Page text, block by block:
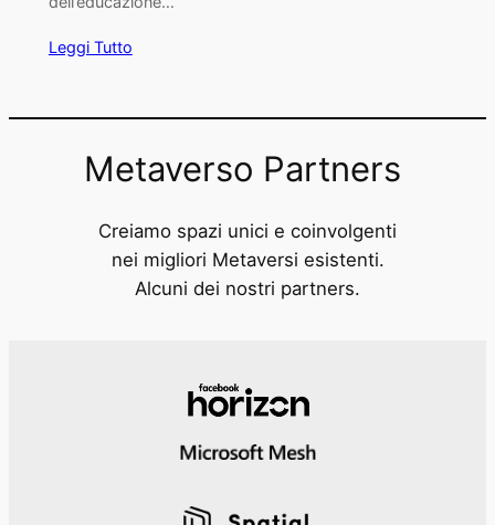
Leggi Tutto
Metaverso Partners
Creiamo spazi unici e coinvolgenti
nei migliori Metaversi esistenti.
Alcuni dei nostri partners.